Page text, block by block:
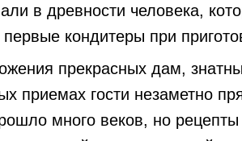
в древности человека,
кондитеры при
прекрасных дам,
приемах гости незаметно
много веков, но